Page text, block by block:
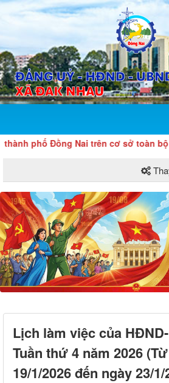
phố Đồng Nai trên cơ sở toàn bộ
Lịch làm việc của
Tuần thứ 4 năm 2026
19/1/2026 đến ngày 23/1/